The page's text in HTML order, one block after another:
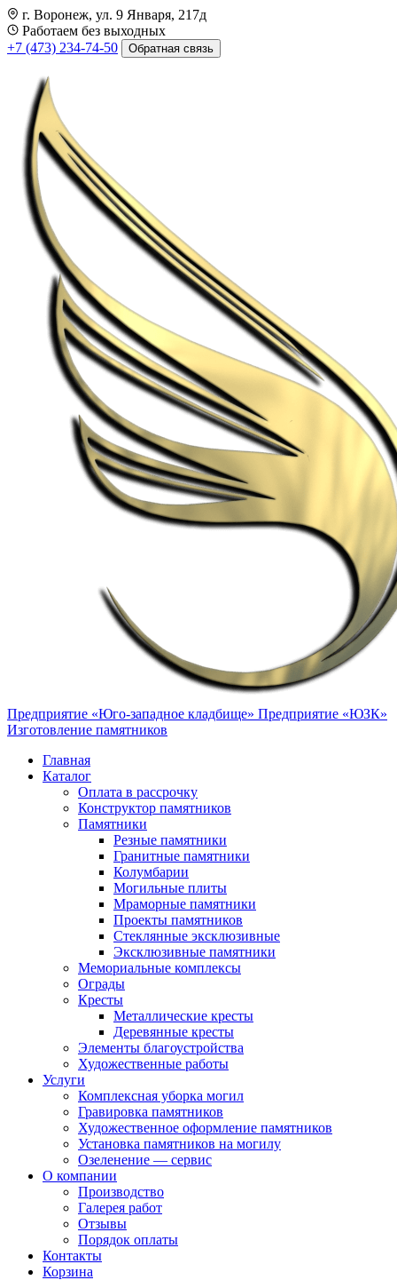
г. Воронеж, ул. 9 Января, 217д
Работаем без выходных
+7 (473) 234-74-50
Обратная связь
Предприятие «Юго-западное кладбище» Предприятие «ЮЗК»
Изготовление памятников
Главная
Каталог
Оплата в рассрочку
Конструктор памятников
Памятники
Резные памятники
Гранитные памятники
Колумбарии
Могильные плиты
Мраморные памятники
Проекты памятников
Стеклянные эксклюзивные
Эксклюзивные памятники
Мемориальные комплексы
Ограды
Кресты
Металлические кресты
Деревянные кресты
Элементы благоустройства
Художественные работы
Услуги
Комплексная уборка могил
Гравировка памятников
Художественное оформление памятников
Установка памятников на могилу
Озеленение — сервис
О компании
Производство
Галерея работ
Отзывы
Порядок оплаты
Контакты
Корзина